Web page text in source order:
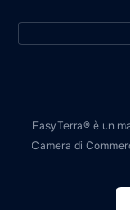
EasyTerra® è un
Camera di